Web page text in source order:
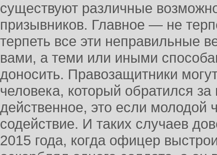
существуют различные
призывников. Главное — не
терпеть все эти неправильные
вами, а теми или иными
доносить. Правозащитники
человека, который обратился
действенное, это если молодой
содействие. И таких случаев
2015 года, когда офицер